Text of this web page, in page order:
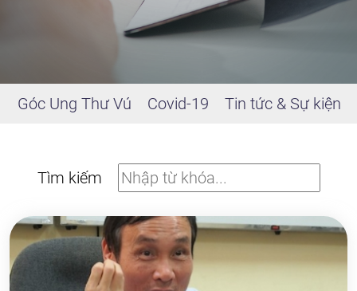
Góc Ung Thư Vú Covid-19 Tin tức & Sự kiện
Tìm kiếm